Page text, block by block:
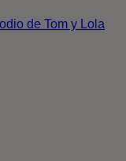
de Tom y Lola